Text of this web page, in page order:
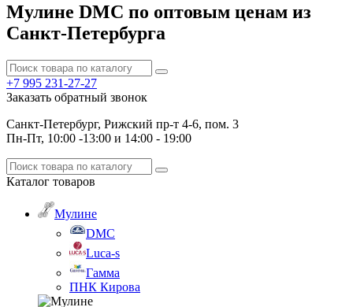
Мулине DMC по оптовым ценам из
Санкт-Петербурга
+7 995 231-27-27
Заказать обратный звонок
Санкт-Петербург, Рижский пр-т 4-6, пом. 3
Пн-Пт, 10:00 -13:00 и 14:00 - 19:00
Каталог товаров
Мулине
DMC
Luca-s
Гамма
ПНК Кирова